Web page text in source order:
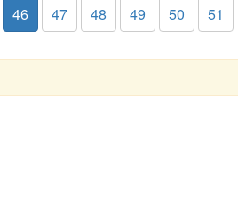
46 47 48 49 50 51